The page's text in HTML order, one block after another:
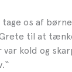
os af
til at
kold og